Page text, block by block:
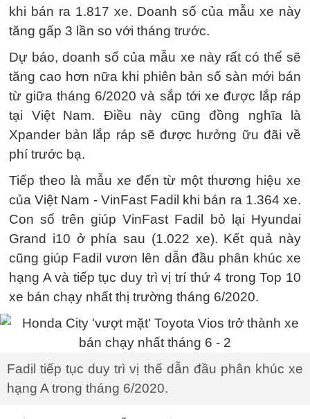
khi bán ra 1.817 xe. Doanh số của mẫu xe này
tăng gấp 3 lần so với tháng trước.
Dự báo, doanh số của mẫu xe này rất có thể sẽ
tăng cao hơn nữa khi phiên bản số sàn mới bán
từ giữa tháng 6/2020 và sắp tới xe được lắp ráp
tại Việt Nam. Điều này cũng đồng nghĩa là
Xpander bản lắp ráp sẽ được hưởng ữu đãi về
phí trước bạ.
Tiếp theo là mẫu xe đến từ một thương hiệu xe
của Việt Nam - VinFast Fadil khi bán ra 1.364 xe.
Con số trên giúp VinFast Fadil bỏ lại Hyundai
Grand i10 ở phía sau (1.022 xe). Kết quả này
cũng giúp Fadil vươn lên dẫn đầu phân khúc xe
hạng A và tiếp tục duy trì vị trí thứ 4 trong Top 10
xe bán chạy nhất thị trường tháng 6/2020.
Fadil tiếp tục duy trì vị thế dẫn đầu phân khúc xe
hạng A trong tháng 6/2020.